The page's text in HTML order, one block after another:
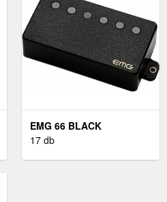
EMG 66 BLACK
HANGSZEDŐ
17 db